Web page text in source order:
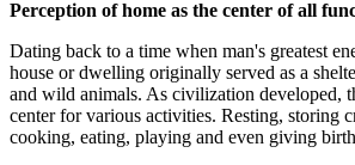
Perception of home as the center of all
Dating back to a time when man's greatest
house or dwelling originally served as a
and wild animals. As civilization developed,
center for various activities. Resting, storing
cooking, eating, playing and even giving